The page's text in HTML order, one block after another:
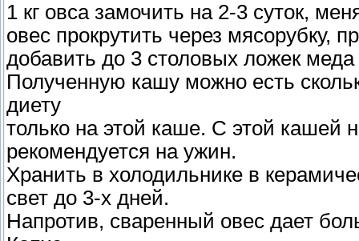
1 кг овса замочить на 2-3 суток,
овес прокрутить через мясорубку,
добавить до 3 столовых ложек
Полученную кашу можно есть
диету
только на этой каше. С этой кашей
рекомендуется на ужин.
Хранить в холодильнике в
свет до 3-х дней.
Напротив, сваренный овес дает